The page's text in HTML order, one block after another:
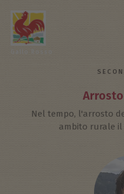
Nel tempo, l'arrosto
ambito rurale il